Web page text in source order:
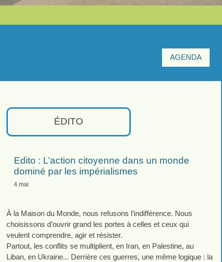
AGENDA
ÉDITO
Edito : L’action citoyenne dans un monde
dominé par les impérialismes
4 mai
À la Maison du Monde, nous refusons l’indifférence. Nous
choisissons d’ouvrir grand les portes à celles et ceux qui
veulent comprendre, agir et résister.
Partout, les conflits se multiplient, en Iran, en Palestine, au
Liban, en Ukraine... Derrière ces guerres, une même logique : la